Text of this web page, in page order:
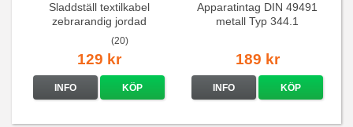
Sladdställ textilkabel
zebrarandig jordad
(20)
129 kr
INFO KÖP
Apparatintag DIN 49491
metall Typ 344.1
189 kr
INFO KÖP